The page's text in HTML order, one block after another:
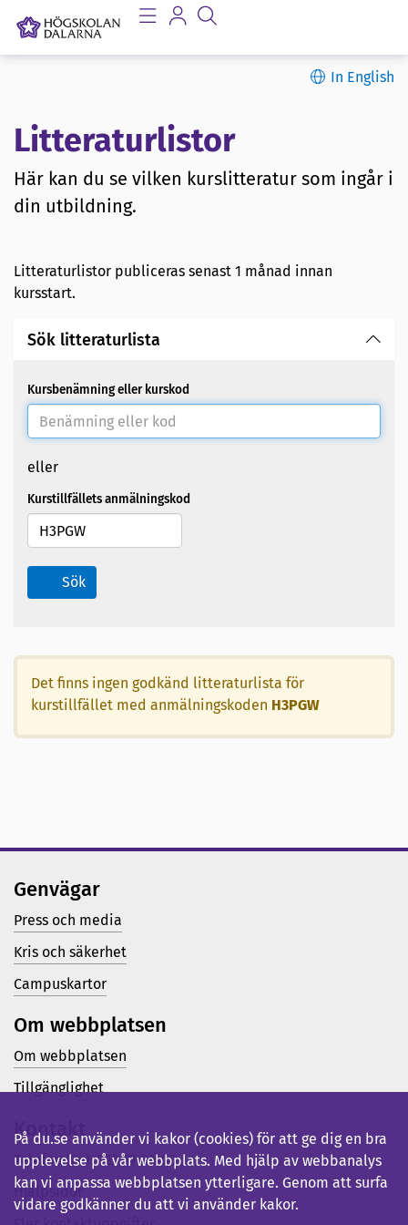
In English
Litteraturlistor
Här kan du se vilken kurslitteratur som ingår i
din utbildning.
Litteraturlistor publiceras senast 1 månad innan
kursstart.
Sök litteraturlista
Kursbenämning eller kurskod
eller
Kurstillfällets anmälningskod
Sök
Det finns ingen godkänd litteraturlista för
kurstillfället med anmälningskoden H3PGW
Genvägar
Press och media
Kris och säkerhet
Campuskartor
Om webbplatsen
Om webbplatsen
Tillgänglighet
Kontakt
Telefon (vx): 023-77 80 00
Hjälpsidor
På du.se använder vi kakor (cookies) för att ge dig en bra
upplevelse på vår webbplats. Med hjälp av webbanalys
kan vi anpassa webbplatsen ytterligare. Genom att surfa
vidare godkänner du att vi använder kakor.